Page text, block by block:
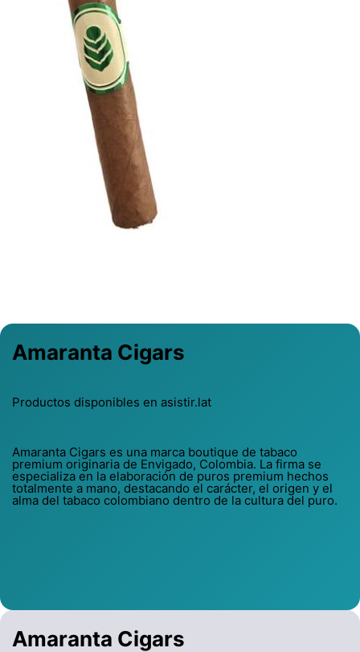
Amaranta Cigars
Amaranta Cigars
Productos disponibles en asistir.lat
Amaranta Cigars es una marca boutique de tabaco
premium originaria de Envigado, Colombia. La firma se
especializa en la elaboración de puros premium hechos
totalmente a mano, destacando el carácter, el origen y el
alma del tabaco colombiano dentro de la cultura del puro.